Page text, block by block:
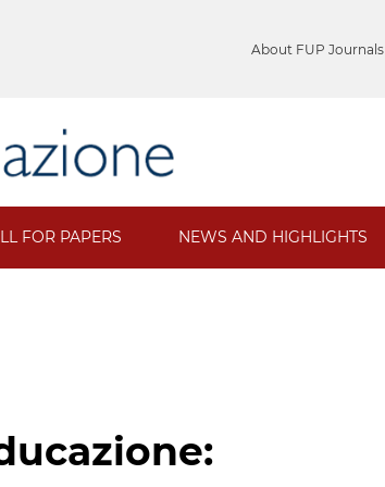
About FUP Journals
FOR PAPERS NEWS AND HIGHLIGHTS